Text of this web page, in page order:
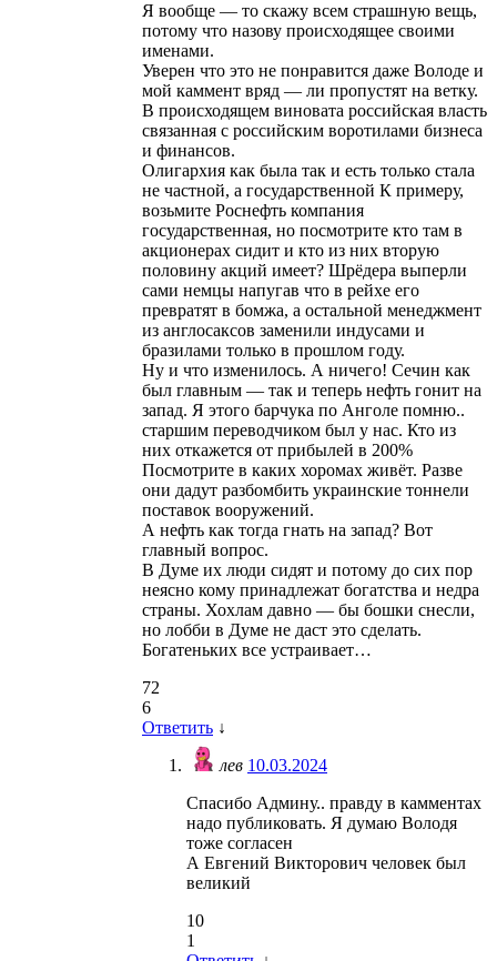
Я вообще — то скажу всем страшную вещь,
потому что назову происходящее своими
именами.
Уверен что это не понравится даже Володе и
мой каммент вряд — ли пропустят на ветку.
В происходящем виновата российская власть
связанная с российским воротилами бизнеса
и финансов.
Олигархия как была так и есть только стала
не частной, а государственной К примеру,
возьмите Роснефть компания
государственная, но посмотрите кто там в
акционерах сидит и кто из них вторую
половину акций имеет? Шрёдера выперли
сами немцы напугав что в рейхе его
превратят в бомжа, а остальной менеджмент
из англосаксов заменили индусами и
бразилами только в прошлом году.
Ну и что изменилось. А ничего! Сечин как
был главным — так и теперь нефть гонит на
запад. Я этого барчука по Анголе помню..
старшим переводчиком был у нас. Кто из
них откажется от прибылей в 200%
Посмотрите в каких хоромах живёт. Разве
они дадут разбомбить украинские тоннели
поставок вооружений.
А нефть как тогда гнать на запад? Вот
главный вопрос.
В Думе их люди сидят и потому до сих пор
неясно кому принадлежат богатства и недра
страны. Хохлам давно — бы бошки снесли,
но лобби в Думе не даст это сделать.
Богатеньких все устраивает…
72
6
Ответить ↓
лев 10.03.2024
Спасибо Админу.. правду в камментах
надо публиковать. Я думаю Володя
тоже согласен
А Евгений Викторович человек был
великий
10
1